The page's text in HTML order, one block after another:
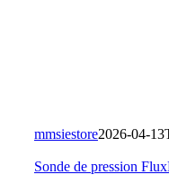
mmsiestore2026-04-
Sonde de pression